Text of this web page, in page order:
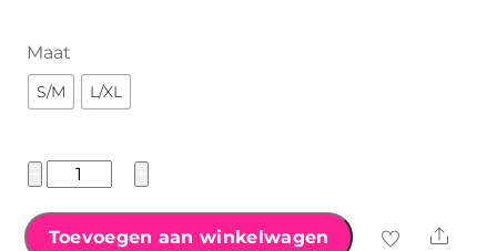
Maat
S/M L/XL
Wit
Blouse
Toevoegen aan winkelwagen Share